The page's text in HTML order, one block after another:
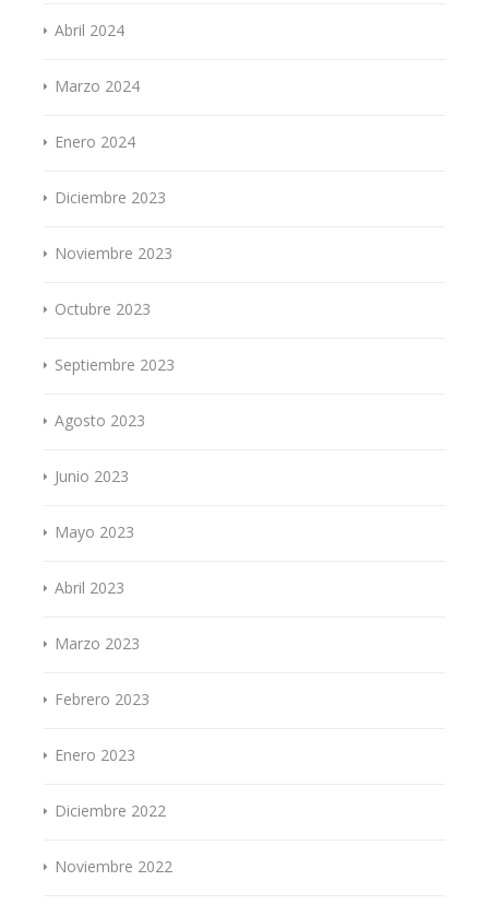
Abril 2024
Marzo 2024
Enero 2024
Diciembre 2023
Noviembre 2023
Octubre 2023
Septiembre 2023
Agosto 2023
Junio 2023
Mayo 2023
Abril 2023
Marzo 2023
Febrero 2023
Enero 2023
Diciembre 2022
Noviembre 2022